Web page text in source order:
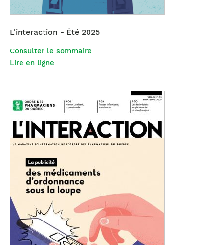
L'interaction - Été 2025
Consulter le sommaire
Lire en ligne